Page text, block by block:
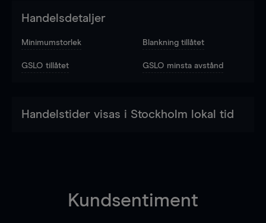
Handelsdetaljer
Minimumstorlek Blankning tillåtet
GSLO tillåtet GSLO minsta avstånd
Handelstider visas i Stockholm lokal tid
Kundsentiment